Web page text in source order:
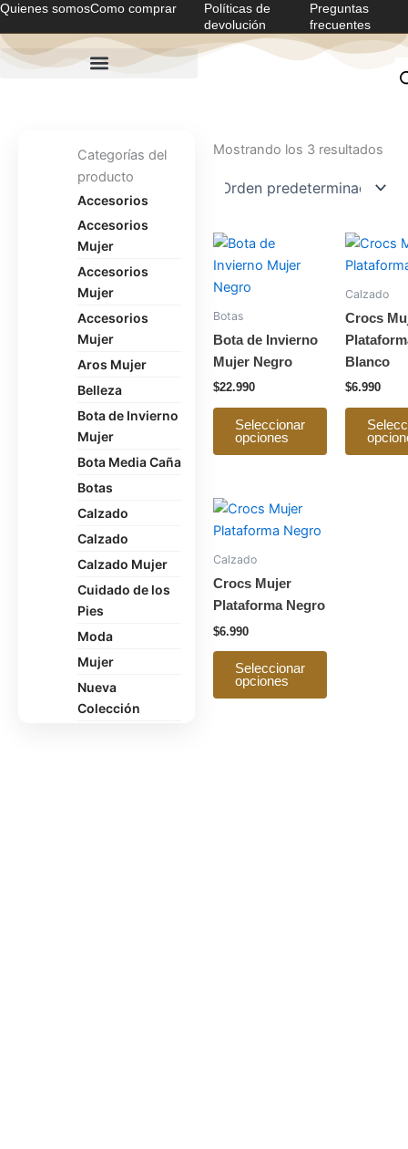
Ir
al
contenido
Quienes somosComo comprar
Políticas de
devolución
Preguntas
frecuentes
Categorías del
producto
Accesorios
Accesorios
Mujer
Accesorios
Mujer
Accesorios
Mujer
Aros Mujer
Belleza
Bota de Invierno
Mujer
Bota Media Caña
Botas
Calzado
Calzado
Calzado Mujer
Cuidado de los
Pies
Moda
Mujer
Nueva
Colección
Mostrando los 3 resultados
Botas
Bota de Invierno
Mujer Negro
$22.990
Seleccionar
opciones
Este
producto
tiene
pueden
Calzado
Crocs
Blanco
$6.990
Calzado
Crocs Mujer
Plataforma Negro
$6.990
Seleccionar
opciones